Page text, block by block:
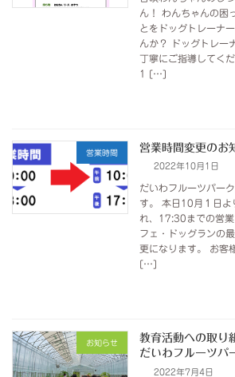
ん！ わんちゃんの困
とをドッグトレーナ
んか？ ドッグトレー
丁寧にご指導してく
1 […]
営業時間 営業時間変更のお
2022年10月1日
だいわフルーツパー
す。 本日10月１日よ
れ、17:30までの営
フェ・ドッグランの
更になります。 お客
[…]
お知らせ
教育活動への取り
だいわフルーツパ
2022年7月4日